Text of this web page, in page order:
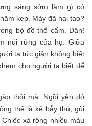
sáng sớm làm gì có
kẹp. Mày đã hại tao?
bộ đồ thổ cẩm. Dân!
núi rừng của họ. Giữa
ta tức giận không biết
cho người ta biết để
thôi mà. Ngồi yên đó
thể là kẻ bẫy thú, gùi
xà rông nhiều màu